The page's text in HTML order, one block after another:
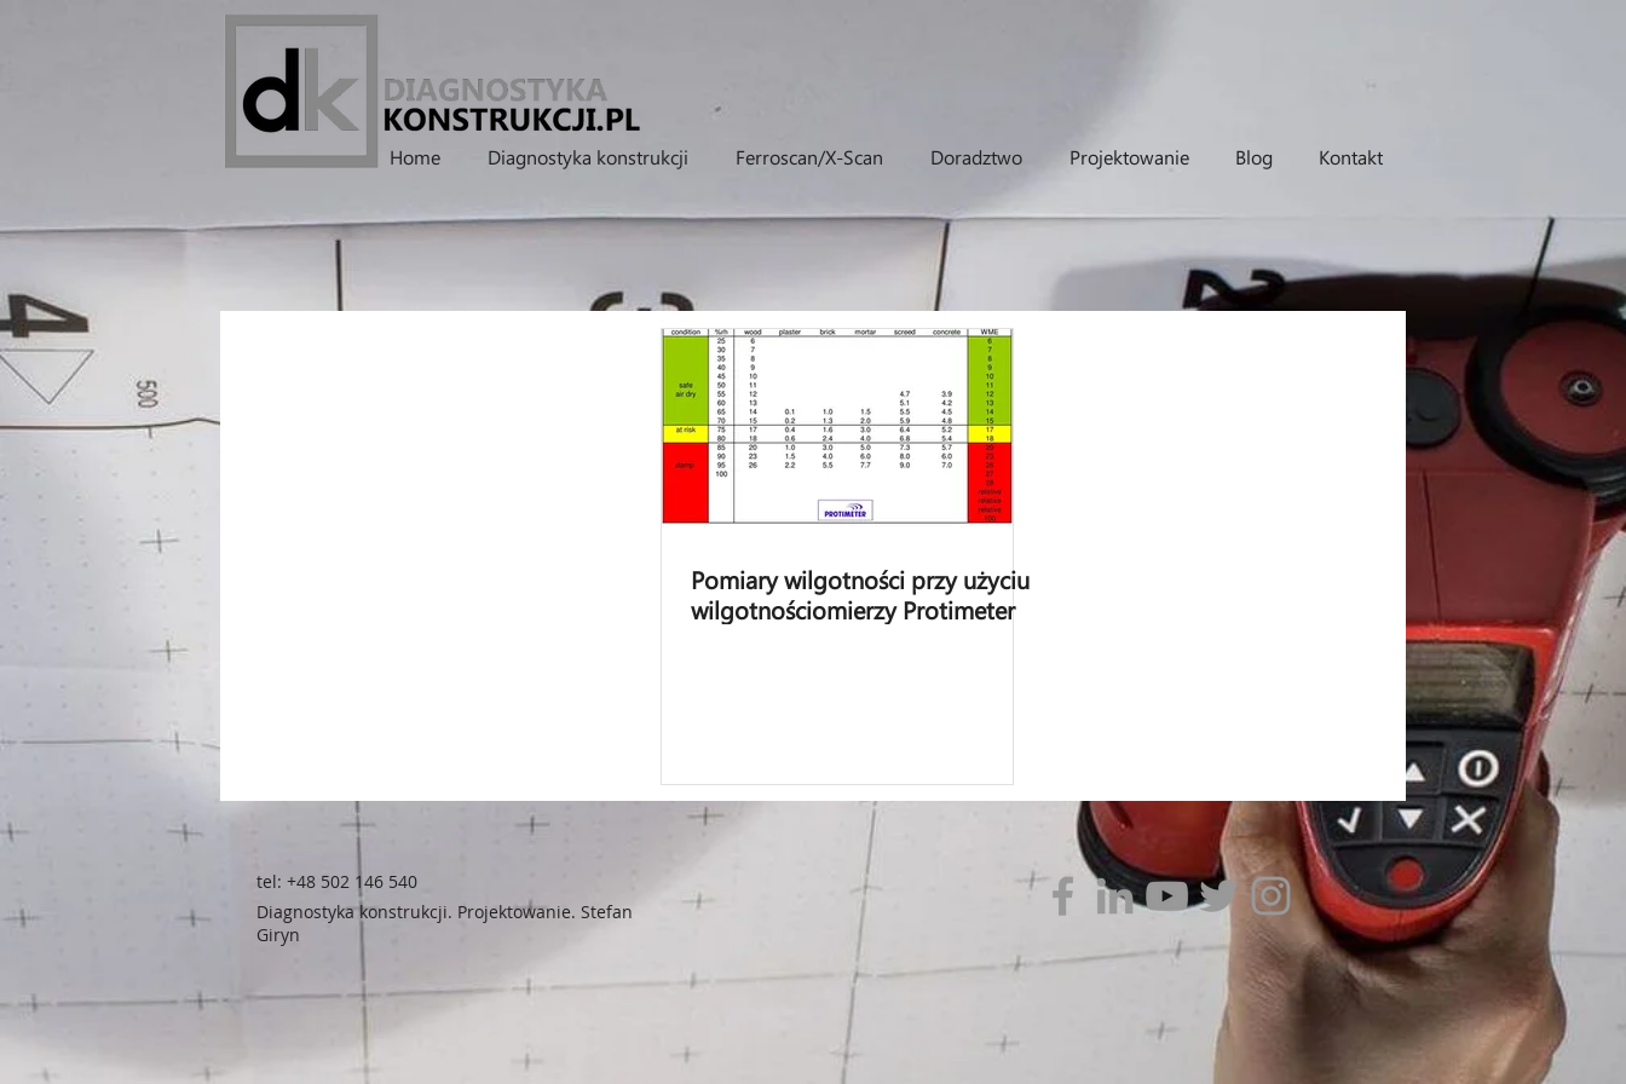
Home Diagnostyka konstrukcji Ferroscan/X-Scan Doradztwo Projektowanie Blog Kontakt
Pomiary wilgotności przy użyciu
wilgotnościomierzy Protimeter
Diagnostyka konstrukcji. Projektowanie. Stefan
Giryn
tel: +48 502 146 540